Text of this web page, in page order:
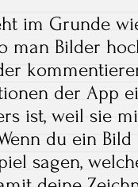
im Grunde
man Bilder
der App
ist, weil sie
du ein
sagen,